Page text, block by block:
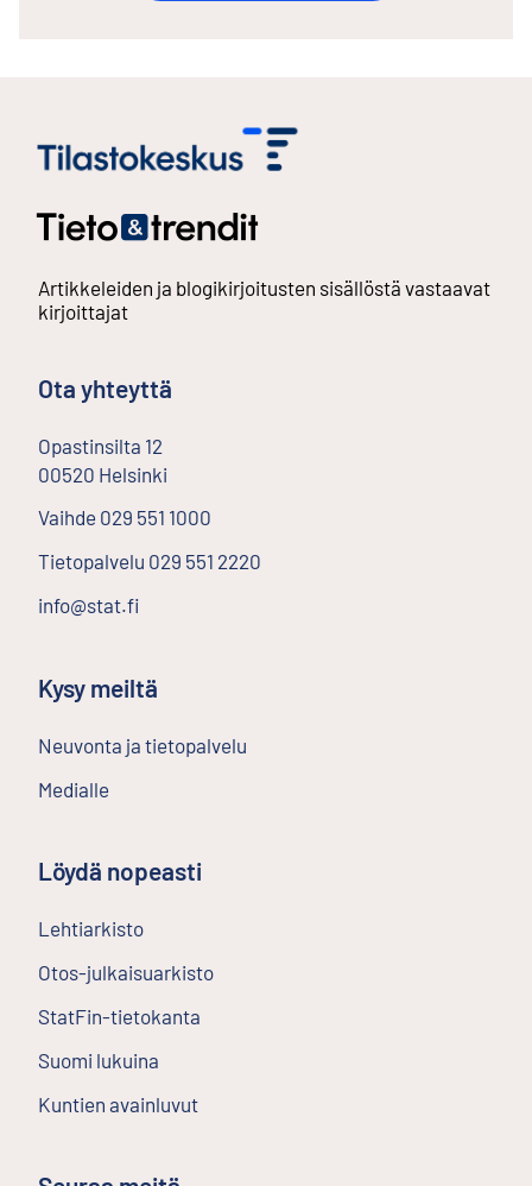
Artikkeleiden ja blogikirjoitusten sisällöstä vastaavat
kirjoittajat
Ota yhteyttä
Opastinsilta 12
00520 Helsinki
Vaihde 029 551 1000
Tietopalvelu 029 551 2220
info@stat.fi
Kysy meiltä
Neuvonta ja tietopalvelu
Medialle
Löydä nopeasti
Lehtiarkisto
Otos-julkaisuarkisto
StatFin-tietokanta
Suomi lukuina
Kuntien avainluvut